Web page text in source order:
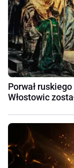
Porwał
Włostowic